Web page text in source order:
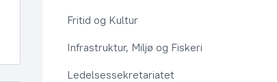
Fritid og Kultur
Infrastruktur, Miljø og Fiskeri
Ledelsessekretariatet